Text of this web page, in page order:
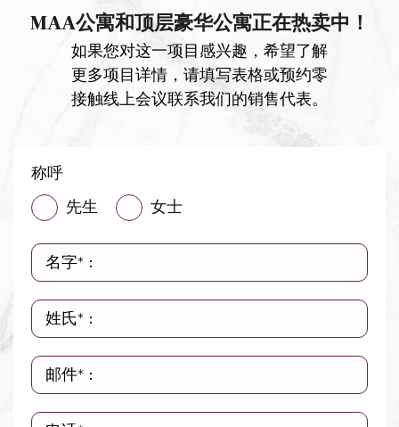
MAA公寓和顶层豪华公寓正在热卖中！
如果您对这一项目感兴趣，希望了解
更多项目详情，请填写表格或预约零
接触线上会议联系我们的销售代表。
称呼
先生
女士